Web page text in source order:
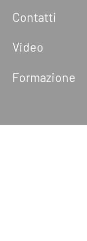
Contatti
Video
Formazione